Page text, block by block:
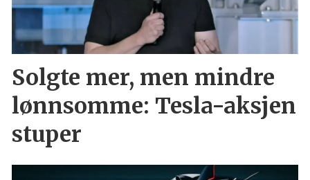
Solgte mer, men mindre
lønnsomme: Tesla-aksjen
stuper